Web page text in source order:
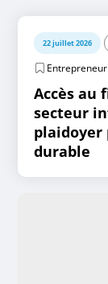
22 juillet 2026
Accès au
secteur
plaidoyer
durable